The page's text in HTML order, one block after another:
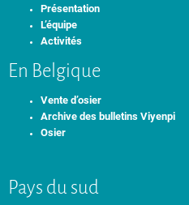
Présentation
L’équipe
Activités
En Belgique
Vente d’osier
Archive des bulletins Viyenpi
Osier
Pays du sud